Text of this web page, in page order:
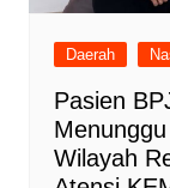
Daerah
Pasien
Wilayah